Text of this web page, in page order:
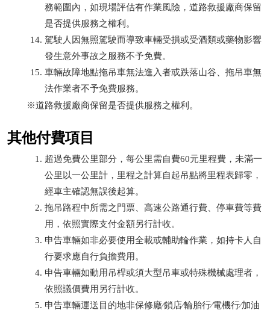
務範圍內，如現場評估有作業風險，道路救援廠商保留
是否提供服務之權利。
駕駛人因無照駕駛而導致車輛受損或受酒類或藥物影響
發生意外事故之服務不予免費。
車輛故障地點拖吊車無法進入者或跌落山谷、拖吊車無
法作業者不予免費服務。
※道路救援廠商保留是否提供服務之權利。
其他付費項目
超過免費公里部分，每公里需自費60元里程費，未滿一
公里以一公里計，里程之計算自起吊點將里程表歸零，
經車主確認無誤後起算。
拖吊路程中所需之門票、高速公路通行費、停車費等費
用，依照實際支付金額另行計收。
申告車輛如非必要使用全載或輔助輪作業，如持卡人自
行要求應自行負擔費用。
申告車輛如動用吊桿或須大型吊車或特殊機械處理者，
依照議價費用另行計收。
申告車輛運送目的地非保修廠∕鎖店∕輪胎行∕電機行∕加油